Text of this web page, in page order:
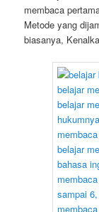
membaca
Metode yang
biasanya,